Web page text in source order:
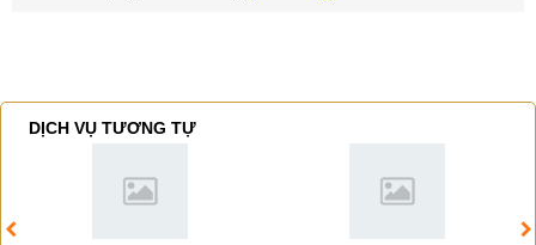
DỊCH VỤ TƯƠNG TỰ